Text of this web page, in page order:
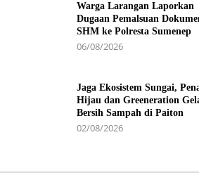
Warga Larangan Laporkan
Dugaan Pemalsuan
SHM ke Polresta Sumenep
06/08/2026
Jaga Ekosistem Sungai,
Hijau dan Greeneration
Bersih Sampah di Paiton
02/08/2026